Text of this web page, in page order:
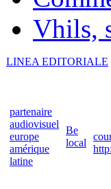
Vhils,
LINEA EDITORIALE
partenaire
audiovisuel
europe
amérique
latine
Be
local